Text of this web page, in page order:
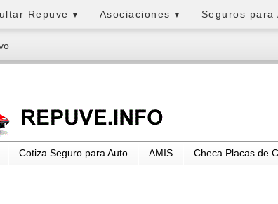
Repuve ▼ Asociaciones ▼ Seguros para
Cotiza Seguro para Auto AMIS Checa Placas de